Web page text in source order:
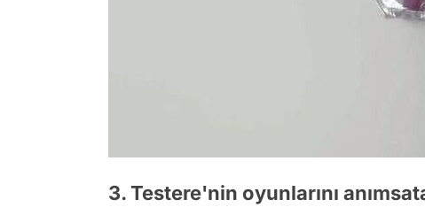
3. Testere'nin oyunlarını